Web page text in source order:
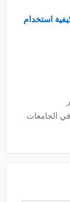
استخدام
الجامعات